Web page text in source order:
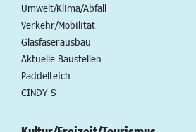
Umwelt/Klima/Abfall
Verkehr/Mobilität
Glasfaserausbau
Aktuelle Baustellen
Paddelteich
CINDY S